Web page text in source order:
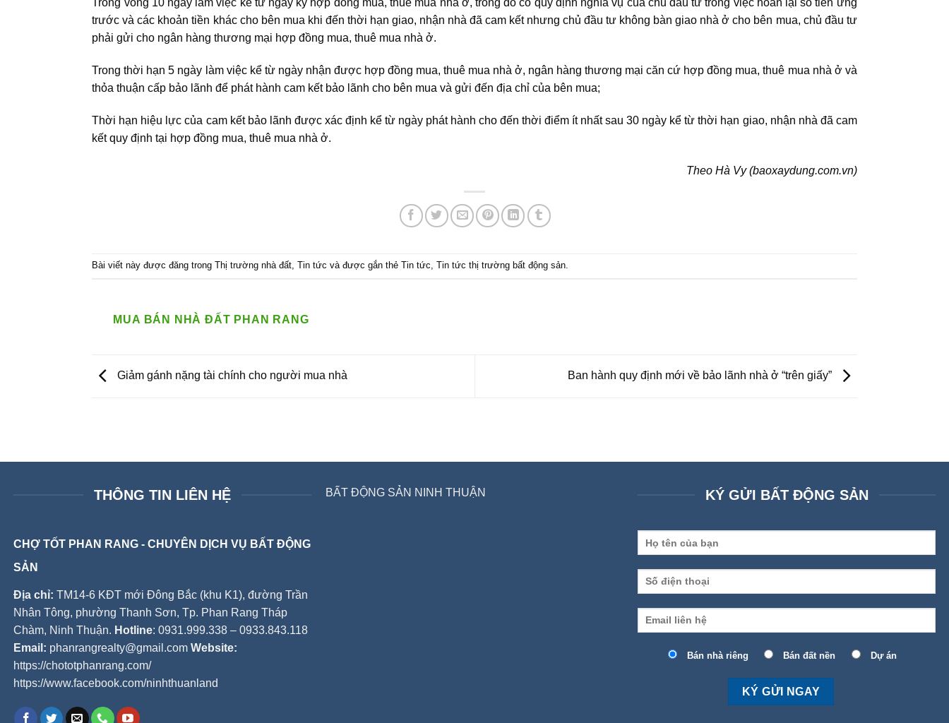
Trong vòng 10 ngày làm việc kể từ ngày ký hợp đồng mua, thuê mua nhà ở, trong đó có quy định nghĩa vụ của chủ đầu tư trong việc hoàn lại số tiền ứng
trước và các khoản tiền khác cho bên mua khi đến thời hạn giao, nhận nhà đã cam kết nhưng chủ đầu tư không bàn giao nhà ở cho bên mua, chủ đầu tư
phải gửi cho ngân hàng thương mại hợp đồng mua, thuê mua nhà ở.
Trong thời hạn 5 ngày làm việc kể từ ngày nhận được hợp đồng mua, thuê mua nhà ở, ngân hàng thương mại căn cứ hợp đồng mua, thuê mua nhà ở và
thỏa thuận cấp bảo lãnh để phát hành cam kết bảo lãnh cho bên mua và gửi đến địa chỉ của bên mua;
Thời hạn hiệu lực của cam kết bảo lãnh được xác định kể từ ngày phát hành cho đến thời điểm ít nhất sau 30 ngày kể từ thời hạn giao, nhận nhà đã cam
kết quy định tại hợp đồng mua, thuê mua nhà ở.
Theo Hà Vy (baoxaydung.com.vn)
Bài viết này được đăng trongThị trường nhà đất,Tin tức và được gắn thẻTin tức,Tin tức thị trường bất động sản.
MUA BÁN NHÀ ĐẤT PHAN RANG
Giảm gánh nặng tài chính cho người mua nhà Ban hành quy định mới về bảo lãnh nhà ở “trên giấy”
THÔNG TIN LIÊN HỆ
CHỢ TỐT PHAN RANG - CHUYÊN DỊCH VỤ BẤT ĐỘNG
SẢN
Địa chỉ: TM14-6 KĐT mới Đông Bắc (khu K1), đường Trần
Nhân Tông, phường Thanh Sơn, Tp. Phan Rang Tháp
Chàm, Ninh Thuận. Hotline: 0931.999.338 – 0933.843.118
Email: phanrangrealty@gmail.com Website:
https://chototphanrang.com/
https://www.facebook.com/ninhthuanland
BẤT ĐỘNG SẢN NINH THUẬN KÝ GỬI BẤT ĐỘNG SẢN
Bán nhà riêng Bán đất nền Dự án